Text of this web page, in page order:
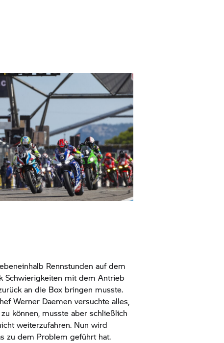
Rennstunden auf dem
Schwierigkeiten mit dem Antrieb
an die Box bringen musste.
Werner Daemen versuchte alles,
können, musste aber schließlich
weiterzufahren. Nun wird
zu dem Problem geführt hat.